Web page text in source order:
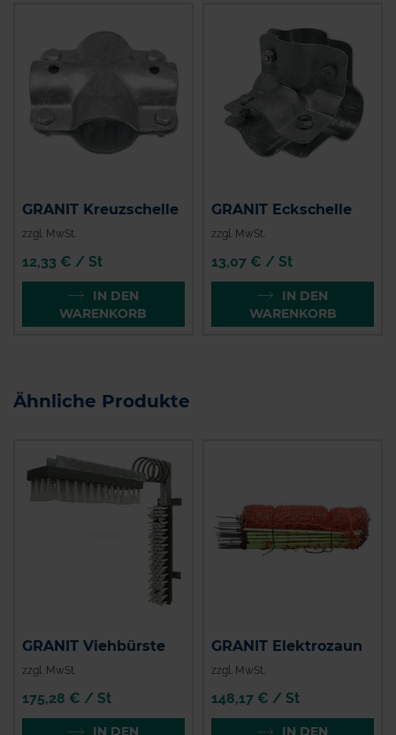
GRANIT Kreuzschelle
zzgl. MwSt.
12,33 € / St
IN DEN
WARENKORB
GRANIT Eckschelle
zzgl. MwSt.
13,07 € / St
IN DEN
WARENKORB
Ähnliche Produkte
GRANIT Viehbürste
zzgl. MwSt.
175,28 € / St
IN DEN
GRANIT Elektrozaun
zzgl. MwSt.
148,17 € / St
IN DEN